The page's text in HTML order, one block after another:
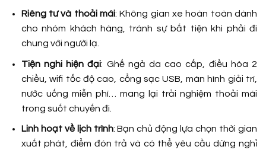
Riêng tư và thoải mái: Không gian xe hoàn toàn dành
cho nhóm khách hàng, tránh sự bất tiện khi phải đi
chung với người lạ.
Tiện nghi hiện đại: Ghế ngả da cao cấp, điều hòa 2
chiều, wifi tốc độ cao, cổng sạc USB, màn hình giải trí,
nước uống miễn phí… mang lại trải nghiệm thoải mái
trong suốt chuyến đi.
Linh hoạt về lịch trình: Bạn chủ động lựa chọn thời gian
xuất phát, điểm đón trả và có thể yêu cầu dừng nghỉ